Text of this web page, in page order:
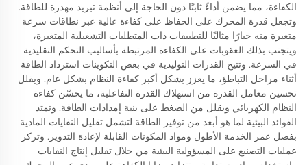
الكفاءة، مما يضمن أداءً ثابتًا دون الحاجة إلى أنظمة تبريد مهدرة للطاقة.
وتجعل قدرة المحرك على الحفاظ على كفاءة عالية عبر نطاقات سرعة
متغيرة منه خيارًا مثاليًا للتطبيقات ذات المتطلبات التشغيلية المتغيرة،
ويتجنب بذلك العقوبات على الكفاءة المرتبطة بأساليب التحكم التقليدية
في السرعة. وتتيح القدرات التوليدية في بعض التكوينات استرداد الطاقة
أثناء مراحل التباطؤ، ما يعزز بشكل أكبر كفاءة النظام بشكل عام. ويقلل
تحسين معامل القدرة من استهلاك القدرة التفاعلية، ما يحسّن كفاءة
النظام الكهربائي ويقلل من الضغط على بنية إمدادات الطاقة. وتمتد
الفوائد البيئية لما هو أبعد من توفير الطاقة لتشمل تقليل النفايات المادية
بفضل عمر الخدمة الأطول ومواد المكونات القابلة لإعادة التدوير. وتركز
عمليات التصنيع على المسؤولية البيئية من خلال تقليل إنتاج النفايات